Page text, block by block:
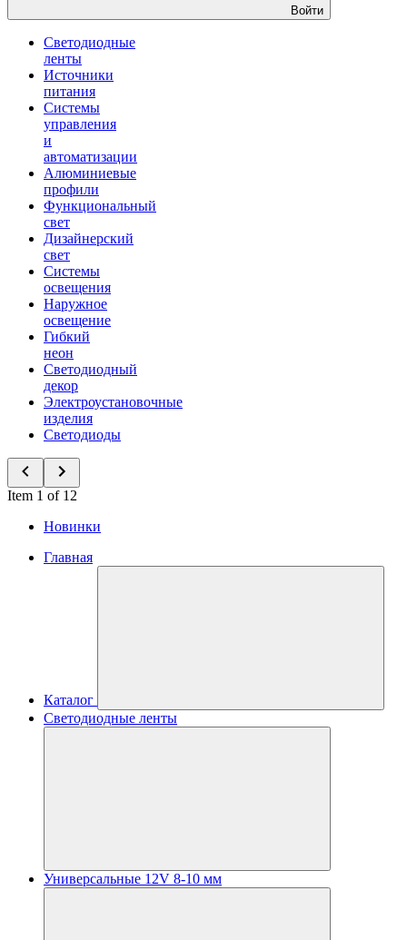
Войти
Светодиодные
ленты
Источники
питания
Системы
управления
и
автоматизации
Алюминиевые
профили
Функциональный
свет
Дизайнерский
свет
Системы
освещения
Наружное
освещение
Гибкий
неон
Светодиодный
декор
Электроустановочные
изделия
Светодиоды
Item 1 of 12
Новинки
Главная
Каталог
Светодиодные ленты
Универсальные 12V 8-10 мм